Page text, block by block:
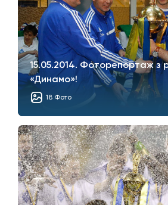
15.05.2014. Фоторепортаж з
«Динамо»!
18 Фото